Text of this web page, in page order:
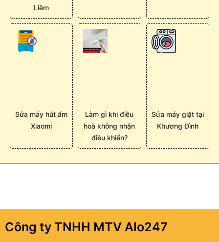
Liêm
Sửa máy hút ẩm
Xiaomi
Làm gì khi điều
hoà không nhận
điều khiển?
Sửa máy giặt tại
Khương Đình
Công ty TNHH MTV Alo247